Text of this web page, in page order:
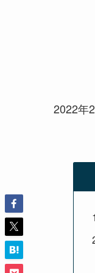
2022年